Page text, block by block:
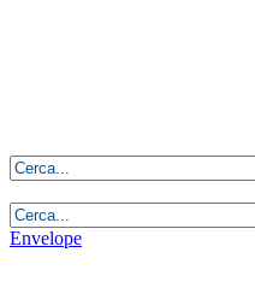
Envelope